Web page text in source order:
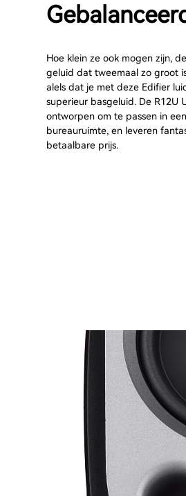
Hoe klein ze ook mogen zijn,
geluid dat tweemaal zo groot
alels dat je met deze Edifier
superieur basgeluid. De R12U
ontworpen om te passen in
bureauruimte, en leveren
betaalbare prijs.